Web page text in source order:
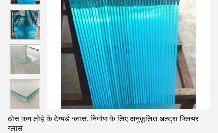
ठोस कम लोहे के टेम्पर्ड ग्लास, निर्माण के लिए अनुकूलित अल्ट्रा क्लियर
ग्लास